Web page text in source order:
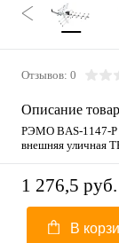
Отзывов: 0
Описание
РЭМО BAS-1147-Р
внешняя уличная
1 276,5 руб.
В